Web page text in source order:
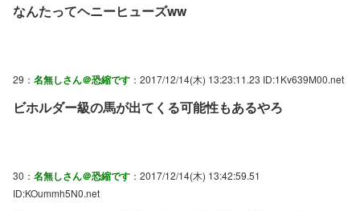
なんたってヘニーヒューズww
29： 名無しさん＠恐縮です ：2017/12/14(木) 13:23:11.23 ID:1Kv639M00.net
ビホルダー級の馬が出てくる可能性もあるやろ
30： 名無しさん＠恐縮です ：2017/12/14(木) 13:42:59.51
ID:KOummh5N0.net